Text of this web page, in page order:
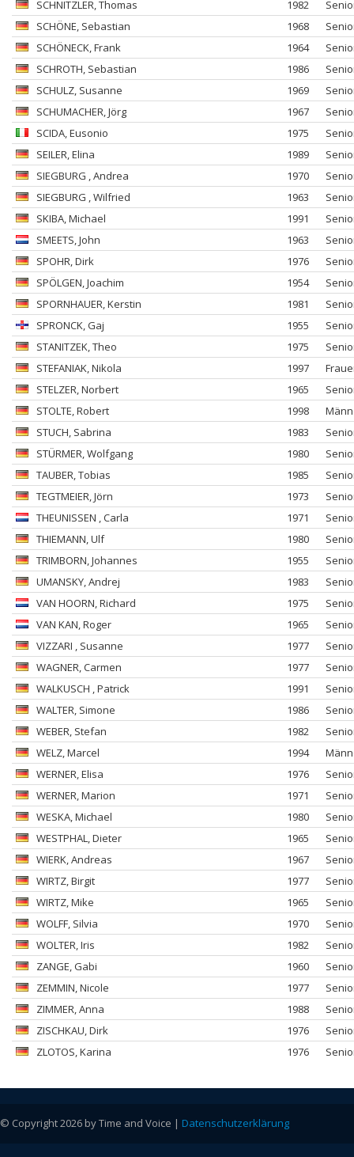
SCHNITZLER, Thomas 1982
SCHÖNE, Sebastian 1968
SCHÖNECK, Frank 1964
SCHROTH, Sebastian 1986
SCHULZ, Susanne 1969
SCHUMACHER, Jörg 1967
SCIDA, Eusonio 1975
SEILER, Elina 1989
SIEGBURG , Andrea 1970
SIEGBURG , Wilfried 1963
SKIBA, Michael 1991
SMEETS, John 1963
SPOHR, Dirk 1976
SPÖLGEN, Joachim 1954
SPORNHAUER, Kerstin 1981
SPRONCK, Gaj 1955
STANITZEK, Theo 1975
STEFANIAK, Nikola 1997
STELZER, Norbert 1965
STOLTE, Robert 1998
STUCH, Sabrina 1983
STÜRMER, Wolfgang 1980
TAUBER, Tobias 1985
TEGTMEIER, Jörn 1973
THEUNISSEN , Carla 1971
THIEMANN, Ulf 1980
TRIMBORN, Johannes 1955
UMANSKY, Andrej 1983
VAN HOORN, Richard 1975
VAN KAN, Roger 1965
VIZZARI , Susanne 1977
WAGNER, Carmen 1977
WALKUSCH , Patrick 1991
WALTER, Simone 1986
WEBER, Stefan 1982
WELZ, Marcel 1994
WERNER, Elisa 1976
WERNER, Marion 1971
WESKA, Michael 1980
WESTPHAL, Dieter 1965
WIERK, Andreas 1967
WIRTZ, Birgit 1977
WIRTZ, Mike 1965
WOLFF, Silvia 1970
WOLTER, Iris 1982
ZANGE, Gabi 1960
ZEMMIN, Nicole 1977
ZIMMER, Anna 1988
ZISCHKAU, Dirk 1976
ZLOTOS, Karina 1976
© Copyright 2026 by Time and Voice | Datenschutzerklärung